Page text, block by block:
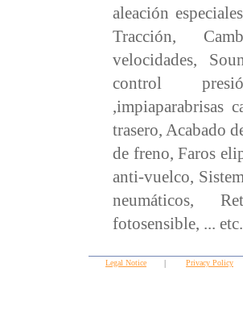
aleación
Tracción,
velocidades,
control
,impiaparabrisas
trasero, Acabado
de freno, Faros
anti-vuelco,
neumáticos,
fotosensible, ... etc.
Legal Notice | Privacy Policy